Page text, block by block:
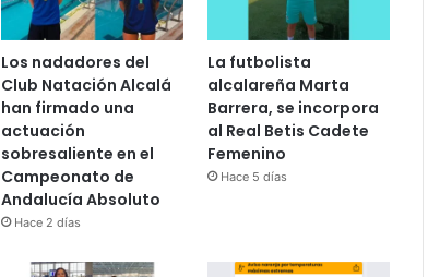
Los nadadores del
Club Natación Alcalá
han firmado una
actuación
sobresaliente en el
Campeonato de
Andalucía Absoluto
Hace 2 días
La futbolista
alcalareña Marta
Barrera, se incorpora
al Real Betis Cadete
Femenino
Hace 5 días